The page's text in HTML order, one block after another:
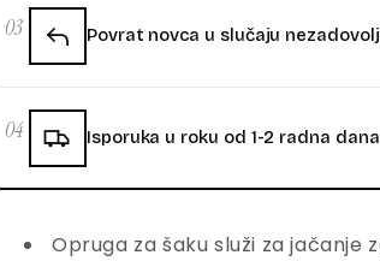
03 Povrat novca u slučaju
04 Isporuka u roku od 1-2 radna dana
Opruga za šaku služi za jačanje